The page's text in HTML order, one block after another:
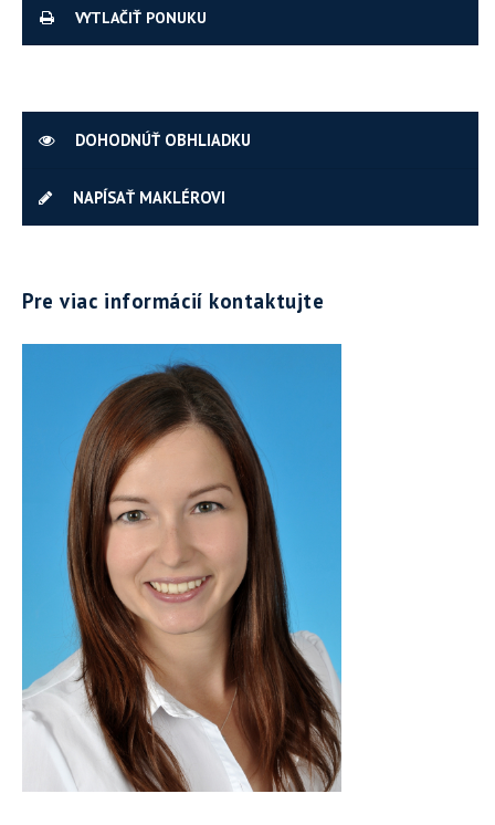
VYTLAČIŤ PONUKU
DOHODNÚŤ OBHLIADKU
NAPÍSAŤ MAKLÉROVI
Pre viac informácií kontaktujte